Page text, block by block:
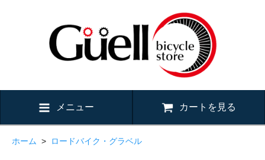
メニュー カートを見る
ホーム > ロードバイク・グラベル